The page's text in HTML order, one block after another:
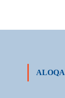
ALOQA